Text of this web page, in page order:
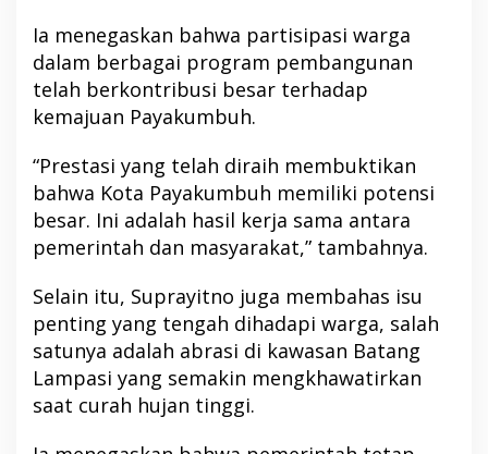
Ia menegaskan bahwa partisipasi warga
dalam berbagai program pembangunan
telah berkontribusi besar terhadap
kemajuan Payakumbuh.
“Prestasi yang telah diraih membuktikan
bahwa Kota Payakumbuh memiliki potensi
besar. Ini adalah hasil kerja sama antara
pemerintah dan masyarakat,” tambahnya.
Selain itu, Suprayitno juga membahas isu
penting yang tengah dihadapi warga, salah
satunya adalah abrasi di kawasan Batang
Lampasi yang semakin mengkhawatirkan
saat curah hujan tinggi.